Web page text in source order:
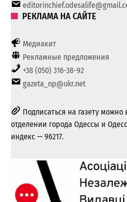
РЕКЛАМА НА САЙТЕ
Медиакит
Рекламные предложения
+38 (050) 316-38-92
gazeta_np@ukr.net
Подписаться на газету
отделении города Одессы и
индекс — 96217.